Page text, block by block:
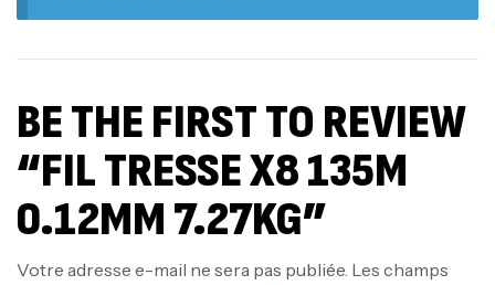
BE THE FIRST TO REVIEW
“FIL TRESSE X8 135M
0.12MM 7.27KG”
Votre adresse e-mail ne sera pas publiée. Les champs